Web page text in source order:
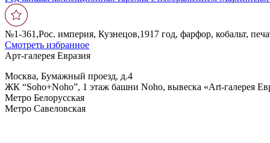
№1-361,Рос. империя, Кузнецов,1917 год, фарфор, кобальт,
Смотреть избранное
Арт-галерея Евразия
Москва, Бумажный проезд, д.4
ЖК “Soho+Noho”, 1 этаж башни Noho, вывеска «Art-галерея
Метро Белорусская
Метро Савеловская